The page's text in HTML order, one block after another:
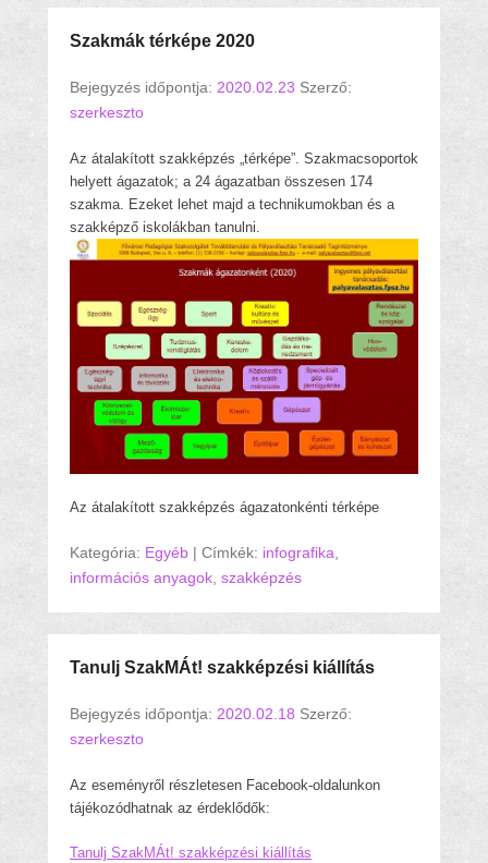
Szakmák térképe 2020
Bejegyzés időpontja: 2020.02.23 Szerző:
szerkeszto
Az átalakított szakképzés „térképe”. Szakmacsoportok
helyett ágazatok; a 24 ágazatban összesen 174
szakma. Ezeket lehet majd a technikumokban és a
szakképző iskolákban tanulni.
Az átalakított szakképzés ágazatonkénti térképe
Kategória: Egyéb | Címkék: infografika
információs anyagok szakképzés
Tanulj SzakMÁt! szakképzési kiállítás
Bejegyzés időpontja: 2020.02.18 Szerző:
szerkeszto
Az eseményről részletesen Facebook-oldalunkon
tájékozódhatnak az érdeklődők:
Tanulj SzakMÁt! szakképzési kiállítás